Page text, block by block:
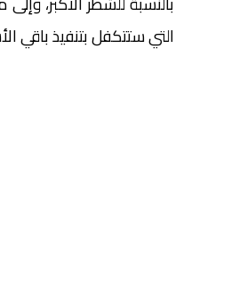
التي ستتكفل بتنفيذ باقي